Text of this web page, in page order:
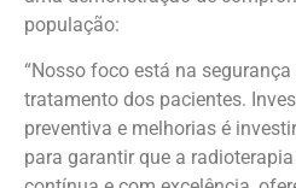
população:
“Nosso foco está na
tratamento dos pacientes.
preventiva e melhorias é
para garantir que a